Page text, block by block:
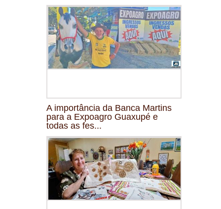
A importância da Banca Martins
para a Expoagro Guaxupé e
todas as fes...